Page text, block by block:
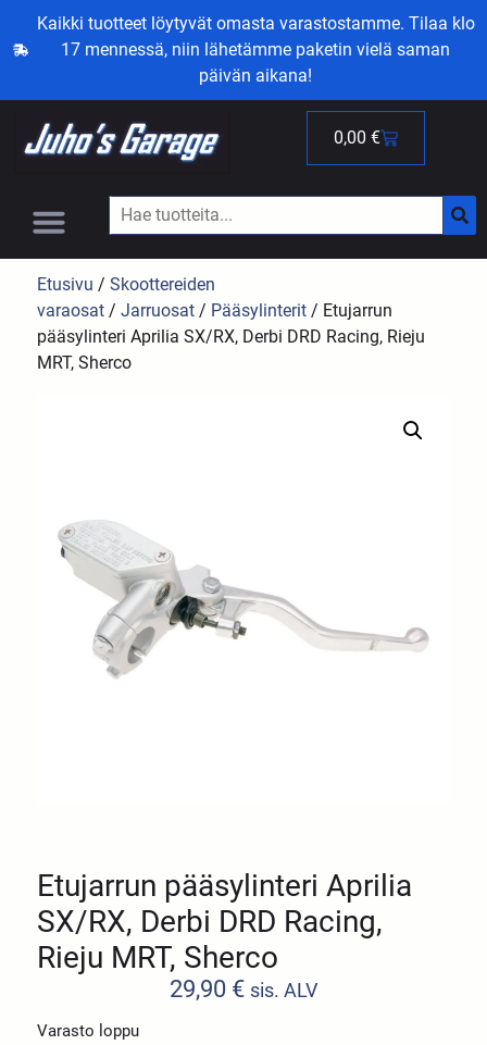
Kaikki tuotteet löytyvät omasta varastostamme. Tilaa klo
17 mennessä, niin lähetämme paketin vielä saman
päivän aikana!
0,00 €
Etusivu /Skoottereiden
varaosat /Jarruosat / Pääsylinterit / Etujarrun
pääsylinteri Aprilia SX/RX, Derbi DRD Racing, Rieju
MRT, Sherco
Etujarrun pääsylinteri Aprilia
SX/RX, Derbi DRD Racing,
Rieju MRT, Sherco
29,90 € sis. ALV
Varasto loppu